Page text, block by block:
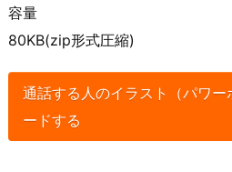
容量
80KB(zip形式圧縮)
通話する人のイラスト（パワー
ードする